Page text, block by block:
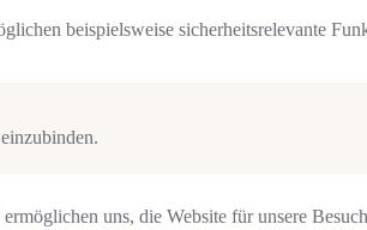
– 16.00 Uhrbeispielsweise sicherheitsrelevante
uns, die Website für unsere